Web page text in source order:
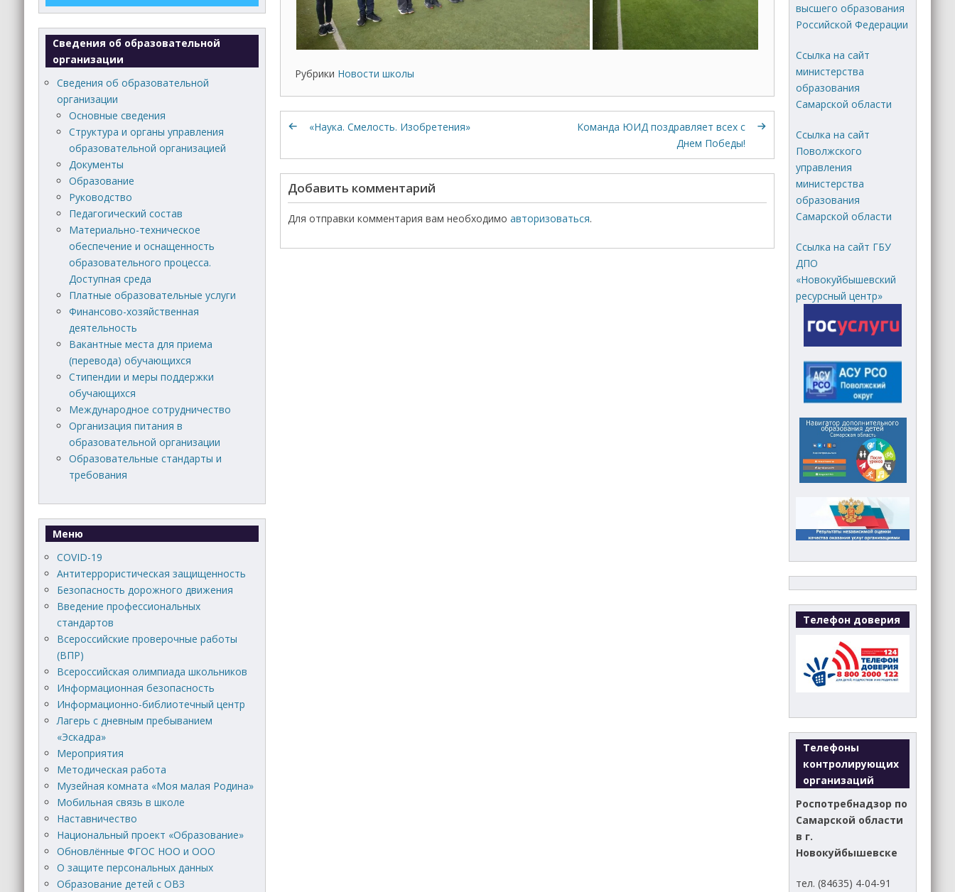
Рубрики Новости школы
«Наука. Смелость. Изобретения»
Команда ЮИД поздравляет всех с
Днем Победы!
Добавить комментарий
Для отправки комментария вам необходимо авторизоваться.
Сведения об образовательной
организации
Сведения об образовательной
организации
Основные сведения
Структура и органы управления
образовательной организацией
Документы
Образование
Руководство
Педагогический состав
Материально-техническое
обеспечение и оснащенность
образовательного процесса.
Доступная среда
Платные образовательные услуги
Финансово-хозяйственная
деятельность
Вакантные места для приема
(перевода) обучающихся
Стипендии и меры поддержки
обучающихся
Международное сотрудничество
Организация питания в
образовательной организации
Образовательные стандарты и
требования
Меню
COVID-19
Антитеррористическая защищенность
Безопасность дорожного движения
Введение профессиональных
стандартов
Всероссийские проверочные работы
(ВПР)
Всероссийская олимпиада школьников
Информационная безопасность
Информационно-библиотечный центр
Лагерь с дневным пребыванием
«Эскадра»
Мероприятия
Методическая работа
Музейная комната «Моя малая Родина»
Мобильная связь в школе
Наставничество
Национальный проект «Образование»
Обновлённые ФГОС НОО и ООО
О защите персональных данных
Образование детей с ОВЗ
высшего образования
Российской Федерации
Ссылка на сайт
министерства
образования
Самарской области
Ссылка на сайт
Поволжского
управления
министерства
образования
Самарской области
Ссылка на сайт ГБУ
ДПО
«Новокуйбышевский
ресурсный центр»
Телефон доверия
Телефоны
контролирующих
организаций
Роспотребнадзор по
Самарской области
в г.
Новокуйбышевске
тел. (84635) 4-04-91